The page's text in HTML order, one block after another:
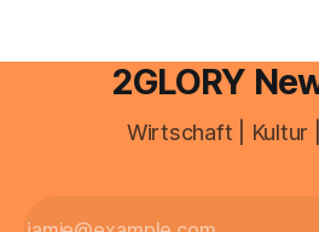
2GLORY
Wirtschaft | Kultur